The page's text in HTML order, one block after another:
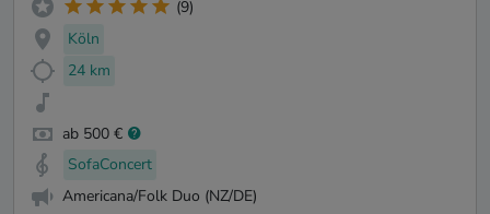
(9)
Köln
24 km
ab 500 €
SofaConcert
Americana/Folk Duo (NZ/DE)